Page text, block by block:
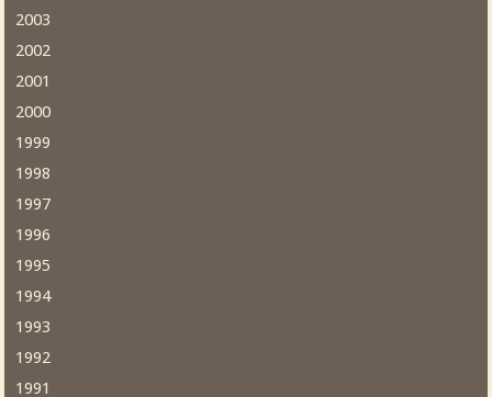
2003
2002
2001
2000
1999
1998
1997
1996
1995
1994
1993
1992
1991